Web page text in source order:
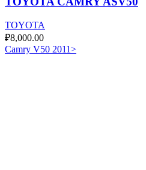
TOYOTA
₽8,000.00
Camry V50 2011>